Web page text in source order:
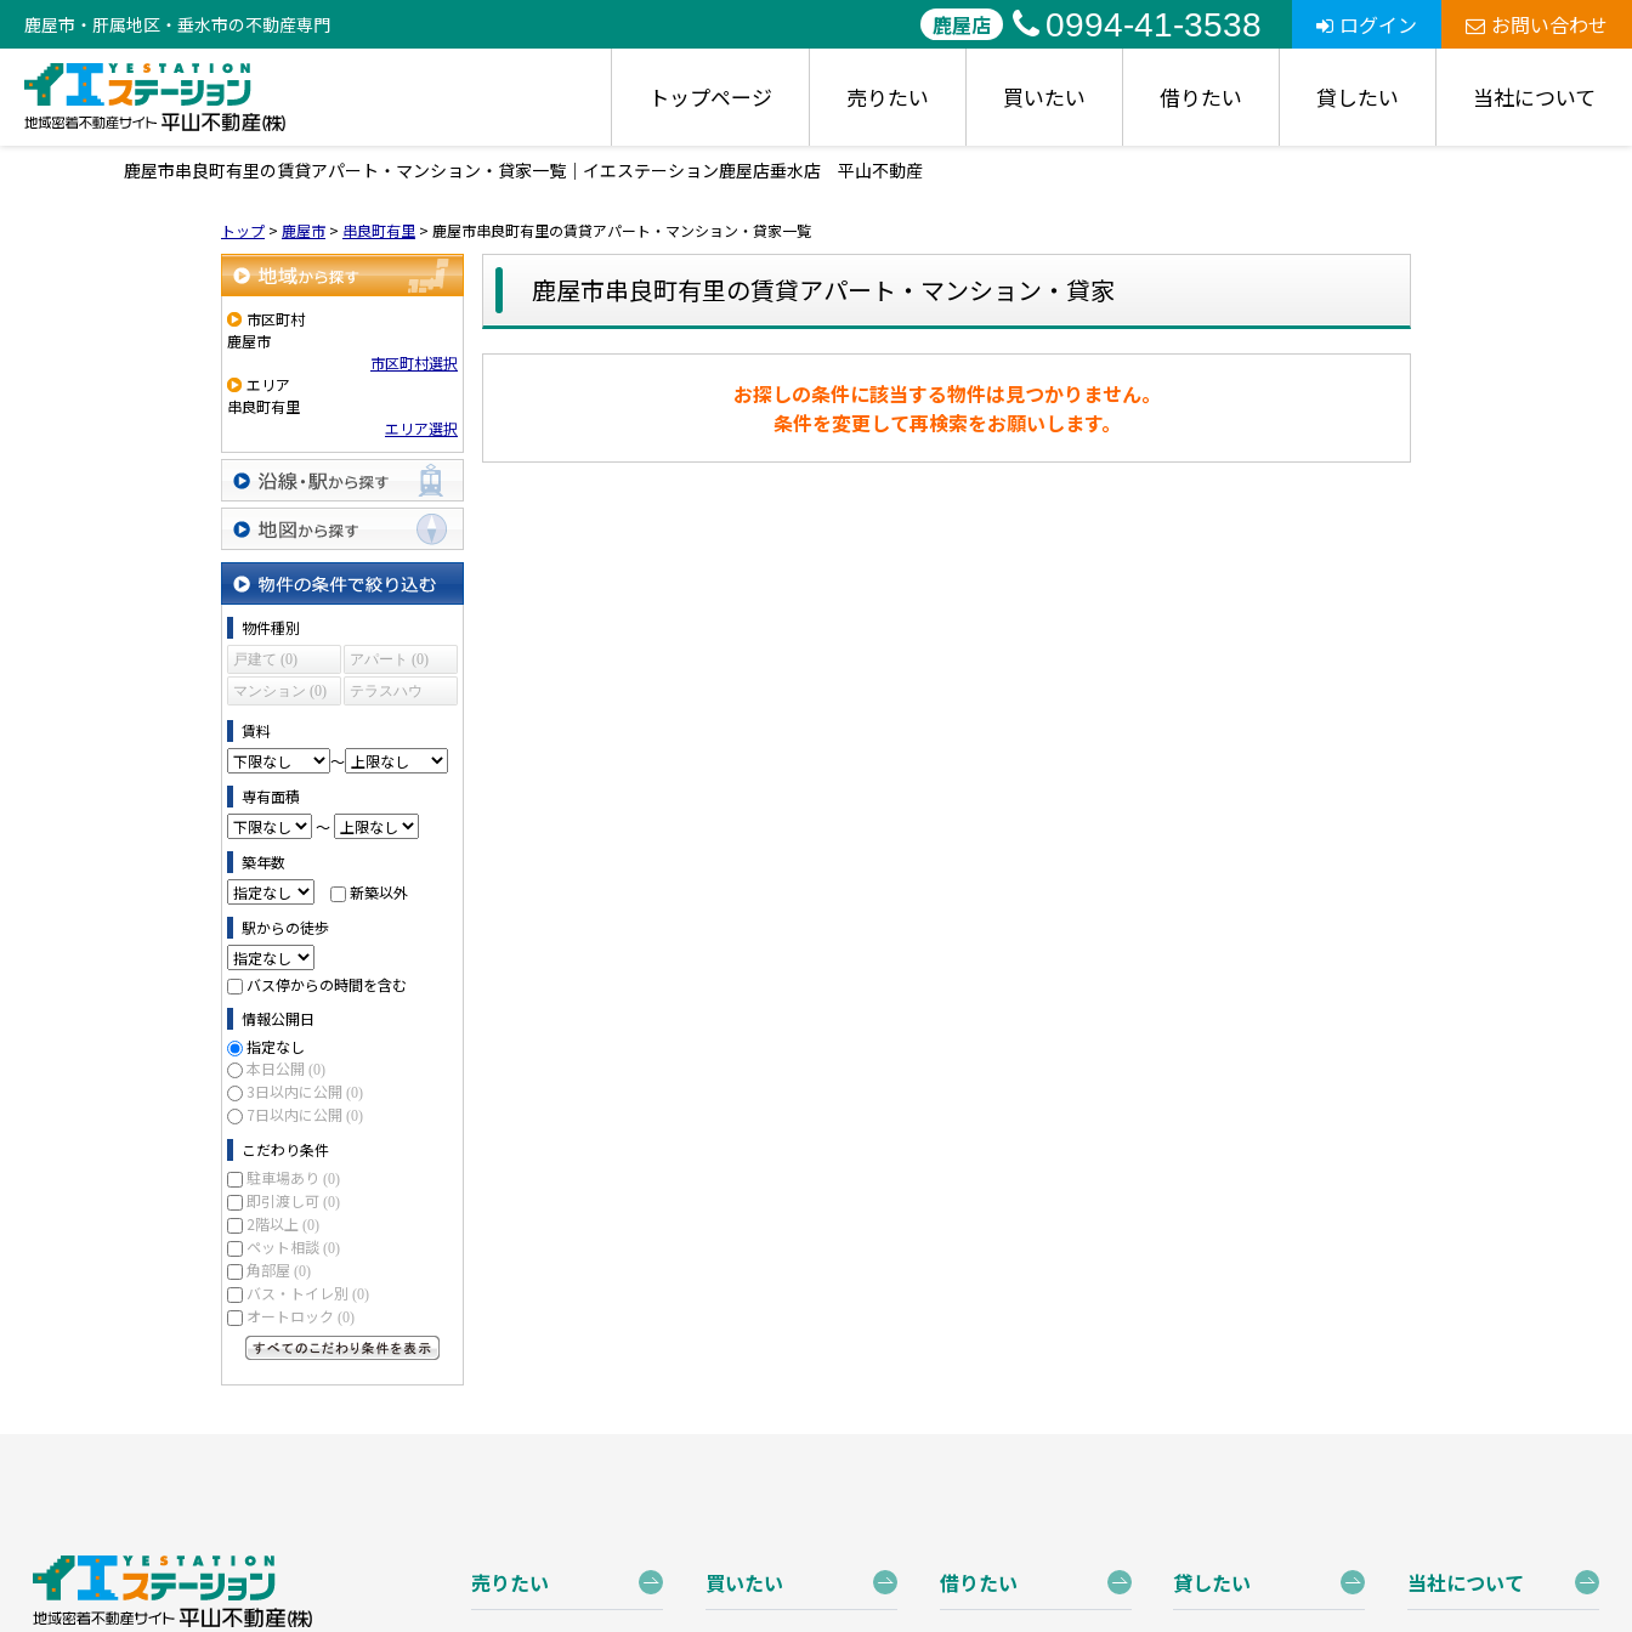
鹿屋市・肝属地区・垂水市の不動産専門 鹿屋店 0994-41-3538 ログイン お問い合わせ
トップページ 売りたい 買いたい 借りたい 貸したい 当社について
鹿屋市串良町有里の賃貸アパート・マンション・貸家一覧｜イエステーション鹿屋店垂水店 平山不動産
トップ > 鹿屋市 > 串良町有里 > 鹿屋市串良町有里の賃貸アパート・マンション・貸家一覧
地域から探す
市区町村
鹿屋市
市区町村選択
エリア
串良町有里
エリア選択
沿線・駅から探す
地図から探す
物件の条件で絞り込む
物件種別
戸建て (0)
アパート (0)
マンション (0)
テラスハウ
賃料
～
専有面積
～
築年数
新築以外
駅からの徒歩
バス停からの時間を含む
情報公開日
指定なし
本日公開 (0)
3日以内に公開 (0)
7日以内に公開 (0)
こだわり条件
駐車場あり (0)
即引渡し可 (0)
2階以上 (0)
ペット相談 (0)
角部屋 (0)
バス・トイレ別 (0)
オートロック (0)
鹿屋市串良町有里の賃貸アパート・マンション・貸家
お探しの条件に該当する物件は見つかりません。
条件を変更して再検索をお願いします。
売りたい 買いたい 借りたい 貸したい 当社について